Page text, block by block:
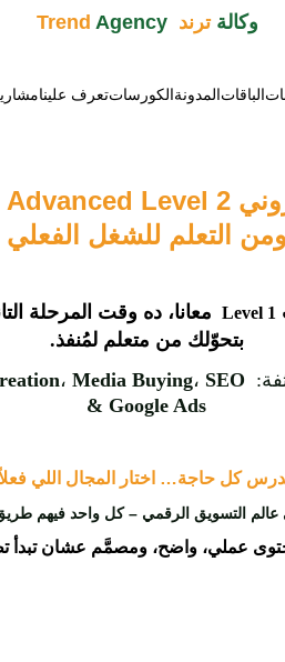
وكالة ترند  Trend Agency
تعرف عليناالكورسات المدونة الباقات
ومن التعلم للشغل الفعلي
كل حاجة… اختار المجال اللي
عملي، واضح، ومصمَّم عشان تبدأ
Level 1
معانا، ده وقت المرحلة
بتحوّلك من متعلم لمُنفذ.
، Media Buying، SEO
& Google Ads